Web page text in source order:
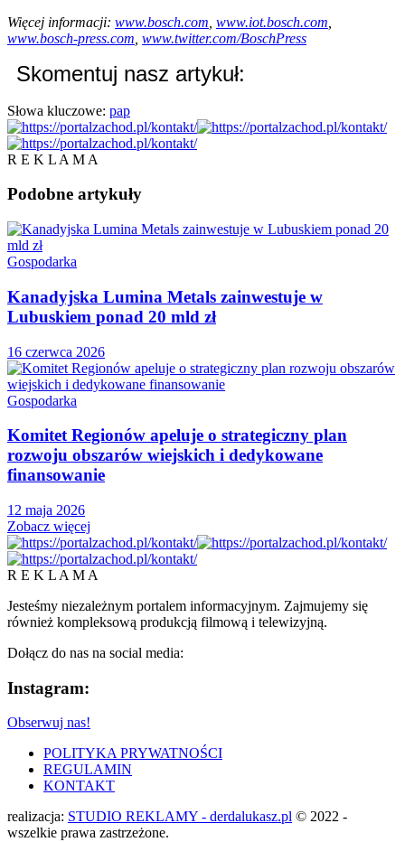
Więcej informacji: www.bosch.com www.iot.bosch.com
www.bosch-press.com www.twitter.com/BoschPress
Skomentuj nasz artykuł:
Słowa kluczowe: pap
R E K L A M A
Podobne artykuły
Gospodarka
Kanadyjska Lumina Metals zainwestuje w
Lubuskiem ponad 20 mld zł
16 czerwca 2026
Gospodarka
Komitet Regionów apeluje o strategiczny plan
rozwoju obszarów wiejskich i dedykowane
finansowanie
12 maja 2026
Zobacz więcej
R E K L A M A
Jesteśmy niezależnym portalem informacyjnym. Zajmujemy się
również kompleksową produkcją filmową i telewizyjną.
Dołącz do nas na social media:
Instagram:
Obserwuj nas!
POLITYKA PRYWATNOŚCI
REGULAMIN
KONTAKT
realizacja: STUDIO REKLAMY - derdalukasz.pl © 2022 -
wszelkie prawa zastrzeżone.